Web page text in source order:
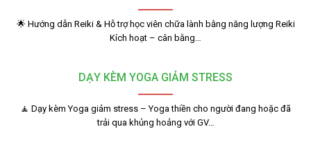
🌟 Hướng dẫn Reiki & Hỗ trợ học viên chữa lành bằng năng lượng Reiki
Kích hoạt – cân bằng…
DẠY KÈM YOGA GIẢM STRESS
🧘 Dạy kèm Yoga giảm stress – Yoga thiền cho người đang hoặc đã
trải qua khủng hoảng với GV…